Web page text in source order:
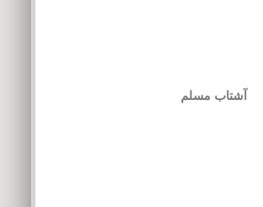
آشتاب مسلم